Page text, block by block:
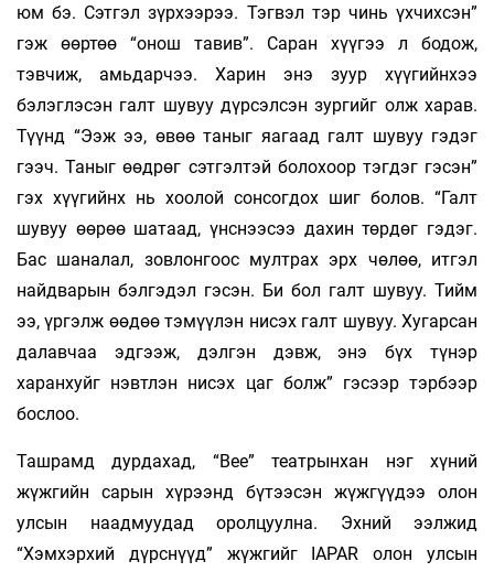
юм бэ. Сэтгэл зүрхээрээ. Тэгвэл тэр чинь үхчихсэн”
гэж өөртөө “онош тавив”. Саран хүүгээ л бодож,
тэвчиж, амьдарчээ. Харин энэ зуур хүүгийнхээ
бэлэглэсэн галт шувуу дүрсэлсэн зургийг олж харав.
Түүнд “Ээж ээ, өвөө таныг яагаад галт шувуу гэдэг
гээч. Таныг өөдрөг сэтгэлтэй болохоор тэгдэг гэсэн”
гэх хүүгийнх нь хоолой сонсогдох шиг болов. “Галт
шувуу өөрөө шатаад, үнснээсээ дахин төрдөг гэдэг.
Бас шаналал, зовлонгоос мултрах эрх чөлөө, итгэл
найдварын бэлгэдэл гэсэн. Би бол галт шувуу. Тийм
ээ, үргэлж өөдөө тэмүүлэн нисэх галт шувуу. Хугарсан
далавчаа эдгээж, дэлгэн дэвж, энэ бүх түнэр
харанхуйг нэвтлэн нисэх цаг болж” гэсээр тэрбээр
бослоо.
Ташрамд дурдахад, “Bee” театрынхан нэг хүний
жүжгийн сарын хүрээнд бүтээсэн жүжгүүдээ олон
улсын наадмуудад оролцуулна. Эхний ээлжид
“Хэмхэрхий дүрснүүд” жүжгийг IAPAR олон улсын